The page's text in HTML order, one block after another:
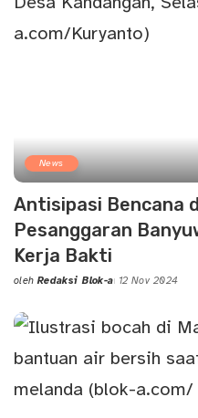
News
Antisipasi Bencana
Pesanggaran
Kerja Bakti
Posted
oleh Redaksi Blok-a 12 Nov 2024